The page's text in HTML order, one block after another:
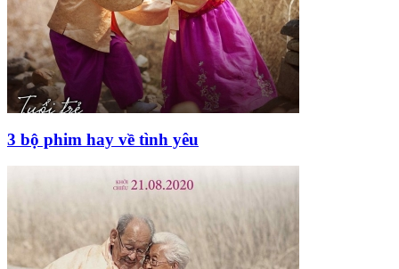
3 bộ phim hay về tình yêu